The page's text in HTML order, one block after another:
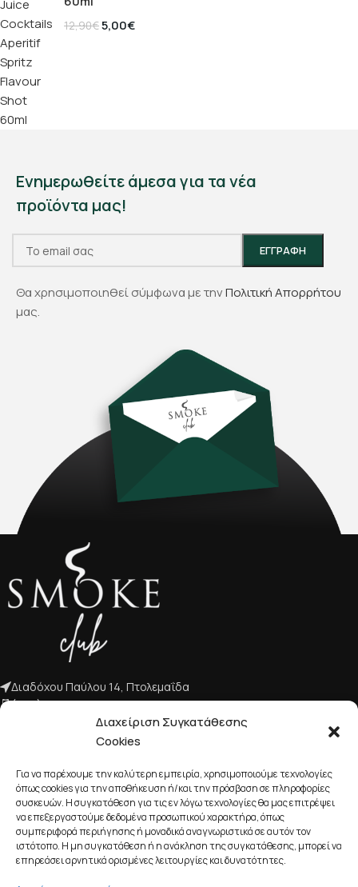
Διαχείριση Συγκατάθεσης
Cookies
Για να παρέχουμε την καλύτερη εμπειρία, χρησιμοποιούμε τεχνολογίες
όπως cookies για την αποθήκευση ή/και την πρόσβαση σε πληροφορίες
συσκευών. Η συγκατάθεση για τις εν λόγω τεχνολογίες θα μας επιτρέψει
να επεξεργαστούμε δεδομένα προσωπικού χαρακτήρα, όπως
συμπεριφορά περιήγησης ή μοναδικά αναγνωριστικά σε αυτόν τον
ιστότοπο. Η μη συγκατάθεση ή η ανάκληση της συγκατάθεσης, μπορεί να
επηρεάσει αρνητικά ορισμένες λειτουργίες και δυνατότητες.
12,90€5,00€
Ενημερωθείτε άμεσα για τα νέα
προϊόντα μας!
Θα χρησιμοποιηθεί σύμφωνα με τηνΠολιτική Απορρήτου
μας.
Διαδόχου Παύλου 14, Πτολεμαΐδα
(+30) 2463 022 103
info@smokeclub.gr
ΕΤΑΙΡΙΚΌ ΠΡΟΦΊΛ